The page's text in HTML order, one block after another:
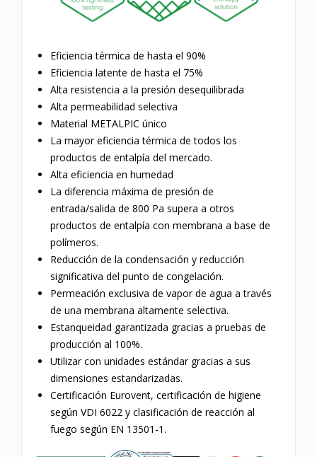
Eficiencia térmica de hasta el 90%
Eficiencia latente de hasta el 75%
Alta resistencia a la presión desequilibrada
Alta permeabilidad selectiva
Material METALPIC único
La mayor eficiencia térmica de todos los
productos de entalpía del mercado.
Alta eficiencia en humedad
La diferencia máxima de presión de
entrada/salida de 800 Pa supera a otros
productos de entalpía con membrana a base de
polímeros.
Reducción de la condensación y reducción
significativa del punto de congelación.
Permeación exclusiva de vapor de agua a través
de una membrana altamente selectiva.
Estanqueidad garantizada gracias a pruebas de
producción al 100%.
Utilizar con unidades estándar gracias a sus
dimensiones estandarizadas.
Certificación Eurovent, certificación de higiene
según VDI 6022 y clasificación de reacción al
fuego según EN 13501-1.